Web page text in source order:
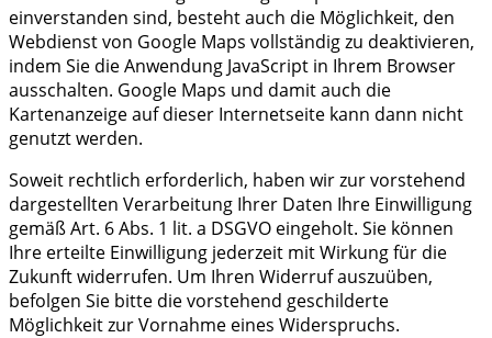
einverstanden sind, besteht auch die Möglichkeit, den
Webdienst von Google Maps vollständig zu deaktivieren,
indem Sie die Anwendung JavaScript in Ihrem Browser
ausschalten. Google Maps und damit auch die
Kartenanzeige auf dieser Internetseite kann dann nicht
genutzt werden.
Soweit rechtlich erforderlich, haben wir zur vorstehend
dargestellten Verarbeitung Ihrer Daten Ihre Einwilligung
gemäß Art. 6 Abs. 1 lit. a DSGVO eingeholt. Sie können
Ihre erteilte Einwilligung jederzeit mit Wirkung für die
Zukunft widerrufen. Um Ihren Widerruf auszuüben,
befolgen Sie bitte die vorstehend geschilderte
Möglichkeit zur Vornahme eines Widerspruchs.